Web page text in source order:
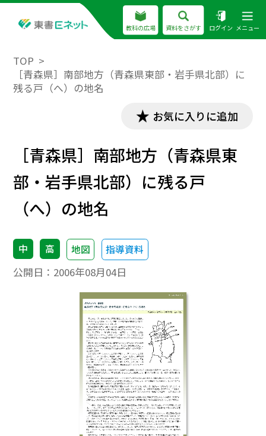
教科の広場 資料をさがす ログイン メニュー
TOP
［青森県］南部地方（青森県東部・岩手県北部）に
残る戸（へ）の地名
お気に入りに追加
［青森県］南部地方（青森県東
部・岩手県北部）に残る戸
（へ）の地名
中 高 地図 指導資料
公開日： 2006年08月04日